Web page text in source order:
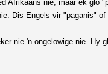
Afrikaans nie, maar ek glo
Dis Engels vir "paganis" of
nie 'n ongelowige nie. Hy